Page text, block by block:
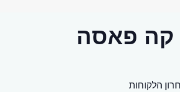
קה פאסה